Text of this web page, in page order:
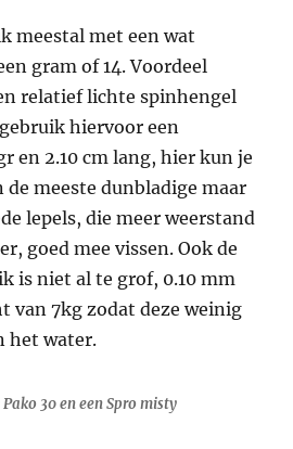
meestal met een wat
gram of 14. Voordeel
relatief lichte spinhengel
hiervoor een
en 2.10 cm lang, hier kun je
de meeste dunbladige maar
lepels, die meer weerstand
goed mee vissen. Ook de
is niet al te grof, 0.10 mm
van 7kg zodat deze weinig
het water.
30 en een Spro misty